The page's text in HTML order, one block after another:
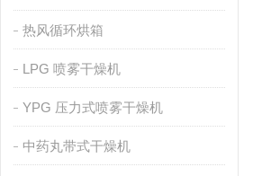
热风循环烘箱
LPG 喷雾干燥机
YPG 压力式喷雾干燥机
中药丸带式干燥机